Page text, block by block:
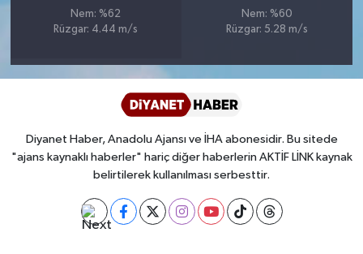
Nem: %62
Rüzgar: 4.44 m/s
Nem: %60
Rüzgar: 5.28 m/s
Diyanet Haber, Anadolu Ajansı ve İHA abonesidir. Bu sitede
"ajans kaynaklı haberler" hariç diğer haberlerin AKTİF LİNK kaynak
belirtilerek kullanılması serbesttir.
Erzincan Müftülüğü
Eskişehir Müftülüğü
Gaziantep Müftülüğü
Giresun Müftülüğü
Gümüşhane Müftülüğü